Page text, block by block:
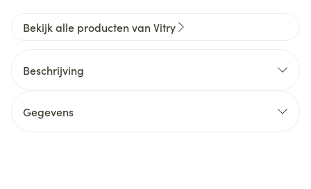
Bekijk alle producten van Vitry
Beschrijving
Gegevens